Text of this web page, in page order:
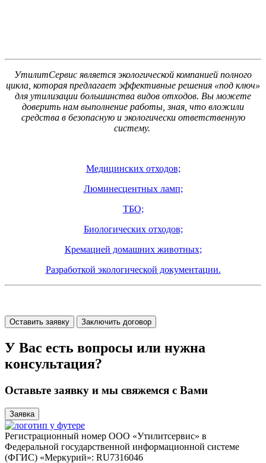
УтилитСервис является экологической компанией полного
цикла, которая предлагает эффективные решения «под ключ»
для утилизации большинства видов отходов. Вы можете
доверить нам выполнение работы, зная, что вложили
средства в безопасную и экологически ответственную
систему.
Медицинских отходов;
Люминесцентных ламп;
ТБО;
Биологических отходов;
Кремацией домашних животных;
Разработкой экологической документации.
Оставить заявку Заключить договор
У Вас есть вопросы или нужна
консультация?
Оставьте заявку и мы свяжемся с Вами
Заявка
Регистрационный номер ООО «Утилитсервис» в
Федеральной государственной информационной системе
(ФГИС) «Меркурий»: RU7316046